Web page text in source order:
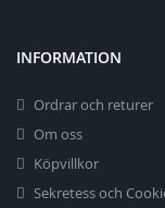
INFORMATION
Ordrar och returer
Om oss
Köpvillkor
Sekretess och